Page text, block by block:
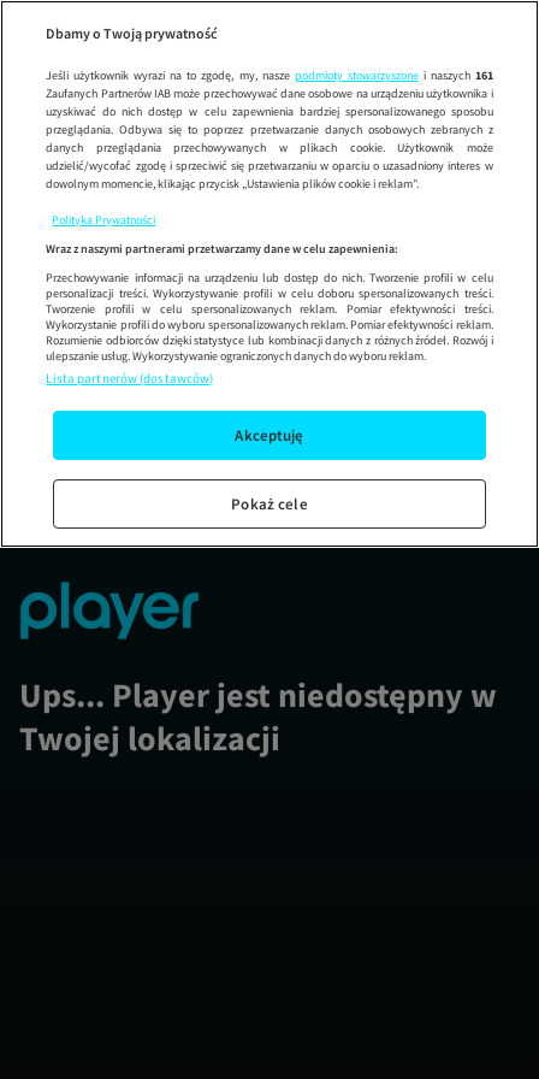
Wypróbuj aplikację mobilną
Korzystaj z łatwiejszej nawigacji i ciesz się szybszym
Ups... Player jest niedostępny w
Twojej lokalizacji
Dbamy o Twoją prywatność
Jeśli użytkownik wyrazi na to zgodę, my, nasze podmioty stowarzyszonei naszych 161
Zaufanych Partnerów IAB może przechowywać dane osobowe na urządzeniu użytkownika i
uzyskiwać do nich dostęp w celu zapewnienia bardziej spersonalizowanego sposobu
przeglądania. Odbywa się to poprzez przetwarzanie danych osobowych zebranych z
danych przeglądania przechowywanych w plikach cookie. Użytkownik może
udzielić/wycofać zgodę i sprzeciwić się przetwarzaniu w oparciu o uzasadniony interes w
dowolnym momencie, klikając przycisk „Ustawienia plików cookie i reklam”.
Polityka Prywatności
Wraz z naszymi partnerami przetwarzamy dane w celu zapewnienia:
Przechowywanie informacji na urządzeniu lub dostęp do nich. Tworzenie profili w celu
personalizacji treści. Wykorzystywanie profili w celu doboru spersonalizowanych treści.
Tworzenie profili w celu spersonalizowanych reklam. Pomiar efektywności treści.
Wykorzystanie profili do wyboru spersonalizowanych reklam. Pomiar efektywności reklam.
Rozumienie odbiorców dzięki statystyce lub kombinacji danych z różnych źródeł. Rozwój i
ulepszanie usług. Wykorzystywanie ograniczonych danych do wyboru reklam.
Lista partnerów (dostawców)
Akceptuję
Pokaż cele